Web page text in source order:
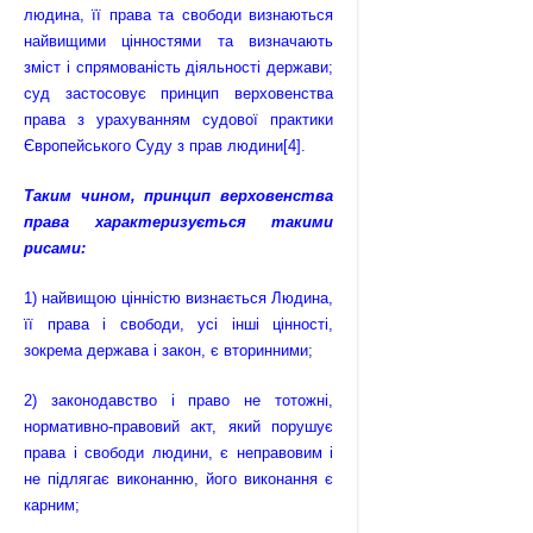
людина, її права та свободи визнаються
найвищими цінностями та визначають
зміст і спрямованість діяльності держави;
суд застосовує принцип верховенства
права з урахуванням судової практики
Європейського Суду з прав людини[4] .
Таким чином, принцип верховенства
права характеризується такими
рисами:
1) найвищою цінністю визнається Людина,
її права і свободи, усі інші цінності,
зокрема держава і закон, є вторинними;
2) законодавство і право не тотожні,
нормативно-правовий акт, який порушує
права і свободи людини, є неправовим і
не підлягає виконанню, його виконання є
карним;